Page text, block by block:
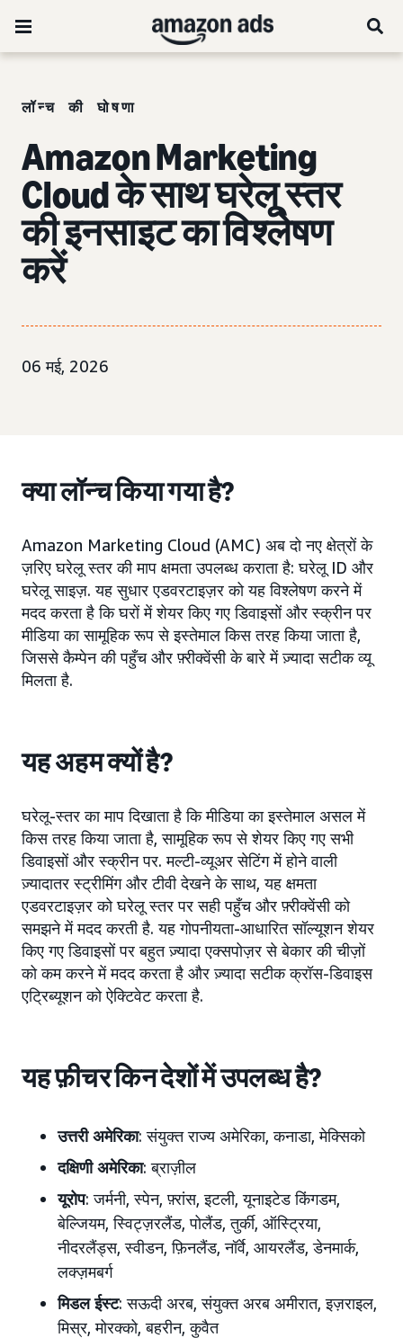
लॉन्च की घोषणा
Amazon Marketing
Cloud के साथ घरेलू स्तर
की इनसाइट का विश्लेषण
करें
06 मई, 2026
क्या लॉन्च किया गया है?
Amazon Marketing Cloud (AMC) अब दो नए क्षेत्रों के
ज़रिए घरेलू स्तर की माप क्षमता उपलब्ध कराता है: घरेलू ID और
घरेलू साइज़. यह सुधार एडवरटाइज़र को यह विश्लेषण करने में
मदद करता है कि घरों में शेयर किए गए डिवाइसों और स्क्रीन पर
मीडिया का सामूहिक रूप से इस्तेमाल किस तरह किया जाता है,
जिससे कैम्पेन की पहुँच और फ़्रीक्वेंसी के बारे में ज़्यादा सटीक व्यू
मिलता है.
यह अहम क्यों है?
घरेलू-स्तर का माप दिखाता है कि मीडिया का इस्तेमाल असल में
किस तरह किया जाता है, सामूहिक रूप से शेयर किए गए सभी
डिवाइसों और स्क्रीन पर. मल्टी-व्यूअर सेटिंग में होने वाली
ज़्यादातर स्ट्रीमिंग और टीवी देखने के साथ, यह क्षमता
एडवरटाइज़र को घरेलू स्तर पर सही पहुँच और फ़्रीक्वेंसी को
समझने में मदद करती है. यह गोपनीयता-आधारित सॉल्यूशन शेयर
किए गए डिवाइसों पर बहुत ज़्यादा एक्सपोज़र से बेकार की चीज़ों
को कम करने में मदद करता है और ज़्यादा सटीक क्रॉस-डिवाइस
एट्रिब्यूशन को ऐक्टिवेट करता है.
यह फ़ीचर किन देशों में उपलब्ध है?
उत्तरी अमेरिका: संयुक्त राज्य अमेरिका, कनाडा, मेक्सिको
दक्षिणी अमेरिका: ब्राज़ील
यूरोप: जर्मनी, स्पेन, फ़्रांस, इटली, यूनाइटेड किंगडम,
बेल्जियम, स्विट्ज़रलैंड, पोलैंड, तुर्की, ऑस्ट्रिया,
नीदरलैंड्स, स्वीडन, फ़िनलैंड, नॉर्वे, आयरलैंड, डेनमार्क,
लक्ज़मबर्ग
मिडल ईस्ट: सऊदी अरब, संयुक्त अरब अमीरात, इज़राइल,
मिस्र, मोरक्को, बहरीन, कुवैत